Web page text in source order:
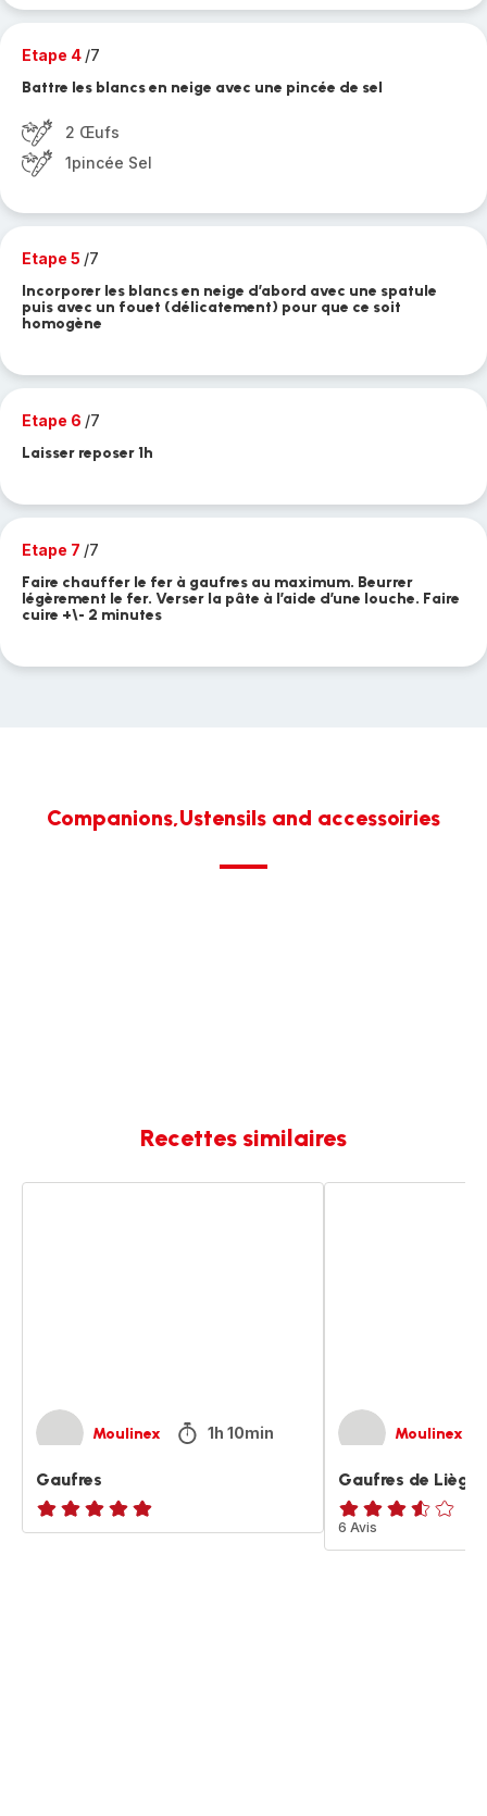
Etape 4 /7
Battre les blancs en neige avec une pincée de sel
2 Œufs
1pincée Sel
Etape 5 /7
Incorporer les blancs en neige d’abord avec une spatule
puis avec un fouet (délicatement) pour que ce soit
homogène
Etape 6 /7
Laisser reposer 1h
Etape 7 /7
Faire chauffer le fer à gaufres au maximum. Beurrer
légèrement le fer. Verser la pâte à l’aide d’une louche. Faire
cuire +\- 2 minutes
Companions,Ustensils and accessoiries
Recettes similaires
Moulinex 1h 10min
Gaufres
ratings.NaN
Moulinex
Gaufres de Liège
ratings.3.5
6 Avis